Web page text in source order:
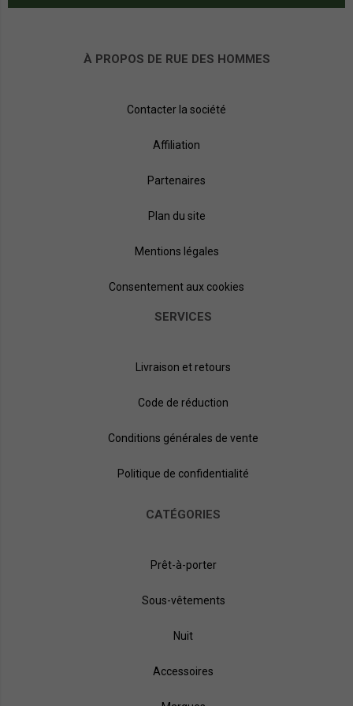
À PROPOS DE RUE DES HOMMES
Contacter la société
Affiliation
Partenaires
Plan du site
Mentions légales
Consentement aux cookies
SERVICES
Livraison et retours
Code de réduction
Conditions générales de vente
Politique de confidentialité
CATÉGORIES
Prêt-à-porter
Sous-vêtements
Nuit
Accessoires